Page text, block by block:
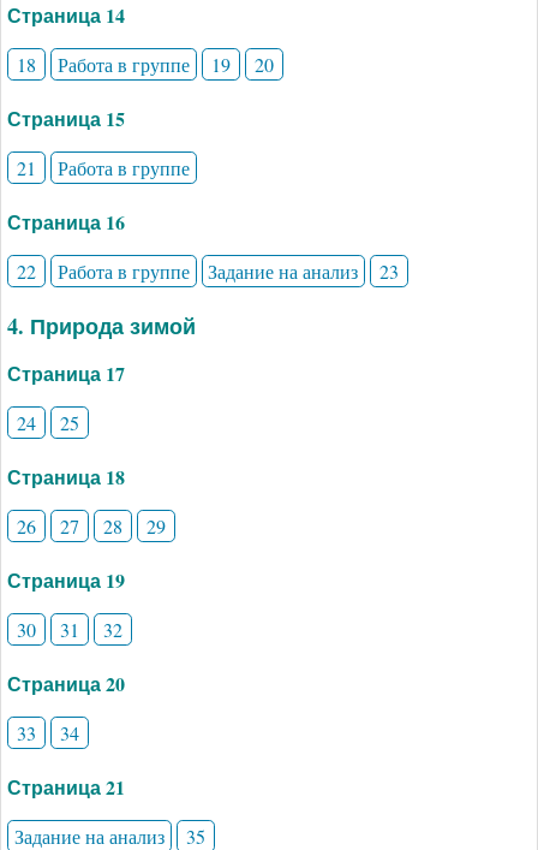
Страница 14
18 Работа в группе 19 20
Страница 15
21 Работа в группе
Страница 16
22 Работа в группе Задание на анализ 23
4. Природа зимой
Страница 17
24 25
Страница 18
26 27 28 29
Страница 19
30 31 32
Страница 20
33 34
Страница 21
Задание на анализ 35